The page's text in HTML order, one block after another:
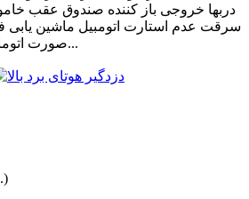
دربها خروجی باز کننده صندوق عقب
سرقت عدم استارت اتومبیل ماشین یابی
صورت اتوماتیک تحریک دربها خروجی...